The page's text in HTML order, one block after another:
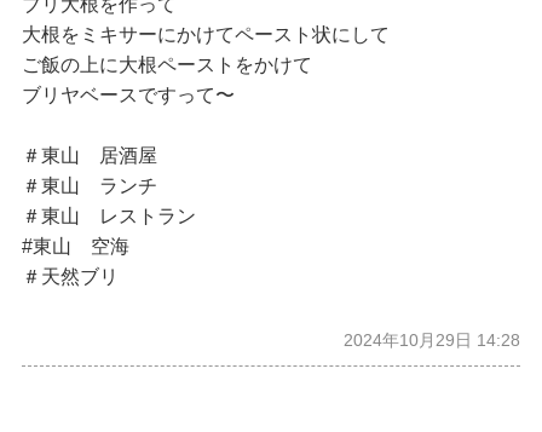
ブリ大根を作って
大根をミキサーにかけてペースト状にして
ご飯の上に大根ペーストをかけて
ブリヤベースですって〜
＃東山 居酒屋
＃東山 ランチ
＃東山 レストラン
#東山 空海
＃天然ブリ
2024年10月29日 14:28